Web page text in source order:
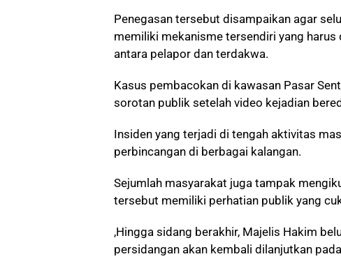
Penegasan tersebut disampaikan agar
memiliki mekanisme tersendiri yang
antara pelapor dan terdakwa.
Kasus pembacokan di kawasan Pasar
sorotan publik setelah video kejadian
Insiden yang terjadi di tengah aktivitas
perbincangan di berbagai kalangan.
Sejumlah masyarakat juga tampak
tersebut memiliki perhatian publik yang
,Hingga sidang berakhir, Majelis Hakim
persidangan akan kembali dilanjutkan